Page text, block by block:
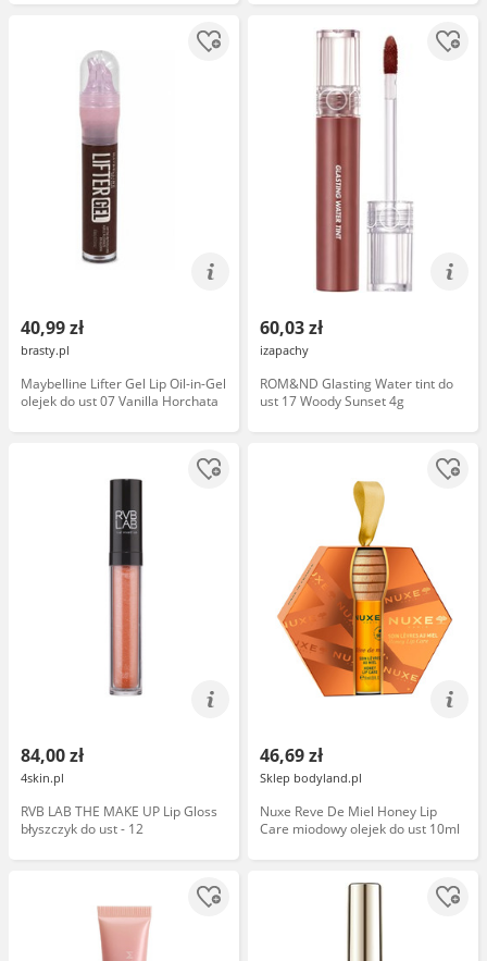
40,99 zł
brasty.pl
Maybelline Lifter Gel Lip Oil-in-Gel
olejek do ust 07 Vanilla Horchata
60,03 zł
izapachy
ROM&ND Glasting Water tint do
ust 17 Woody Sunset 4g
84,00 zł
4skin.pl
RVB LAB THE MAKE UP Lip Gloss
błyszczyk do ust - 12
46,69 zł
Sklep bodyland.pl
Nuxe Reve De Miel Honey Lip
Care miodowy olejek do ust 10ml